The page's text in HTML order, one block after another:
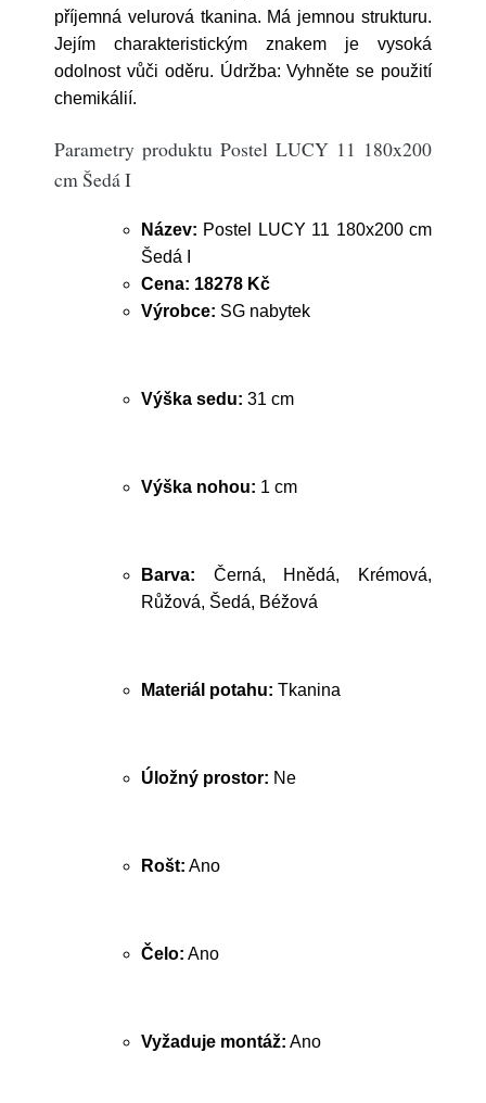
příjemná velurová tkanina. Má jemnou strukturu.
Jejím charakteristickým znakem je vysoká
odolnost vůči oděru. Údržba: Vyhněte se použití
chemikálií.
Parametry produktu Postel LUCY 11 180x200
cm Šedá I
Název: Postel LUCY 11 180x200 cm
Šedá I
Cena: 18278 Kč
Výrobce: SG nabytek
Výška sedu: 31 cm
Výška nohou: 1 cm
Barva: Černá, Hnědá, Krémová,
Růžová, Šedá, Béžová
Materiál potahu: Tkanina
Úložný prostor: Ne
Rošt: Ano
Čelo: Ano
Vyžaduje montáž: Ano